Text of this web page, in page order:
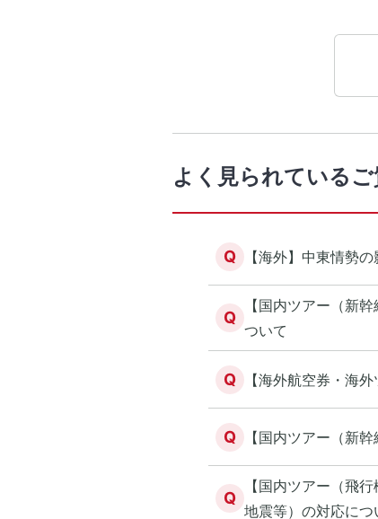
よく見られているご
Q 【海外】中東情勢
Q
【国内ツアー（新
ついて
Q 【海外航空券・海
Q 【国内ツアー（新
Q
【国内ツアー（飛
地震等）の対応につ